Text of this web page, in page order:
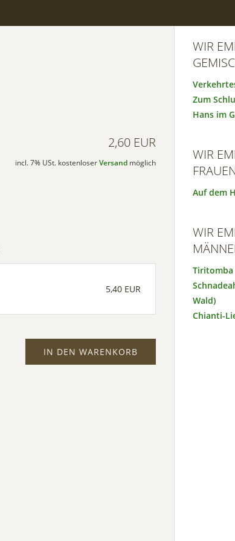
2,60 EUR
incl. 7% USt. kostenloser Versandmöglich
5,40 EUR
IN DEN WARENKORB
WIR
Zum
Hans im
WIR
Auf dem
WIR
Tiritomba
Wald)
Chianti-